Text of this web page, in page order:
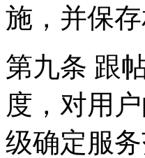
施，并保存
第九条 跟
度，对用
级确定服